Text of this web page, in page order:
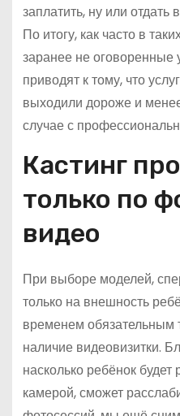
заплатить, ну или отдать
По итогу, как часто в
заранее не оговоренные
приводят к тому, что
выходили дороже и
случае с
Кастинг
только по
видео
При выборе моделей,
только на внешность
временем обязательным
наличие видеовизитки.
насколько ребёнок
камерой, сможет